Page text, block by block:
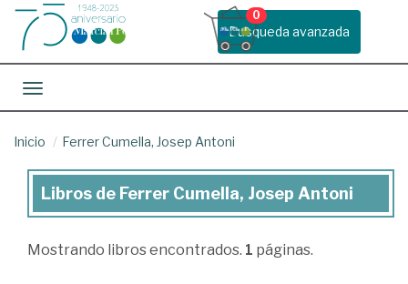
Busqueda avanzada
0
Toggle navigation
Inicio Ferrer Cumella, Josep Antoni
Libros
Ferrer
Libros de Ferrer Cumella, Josep Antoni
Mostrando libros encontrados. 1 páginas.